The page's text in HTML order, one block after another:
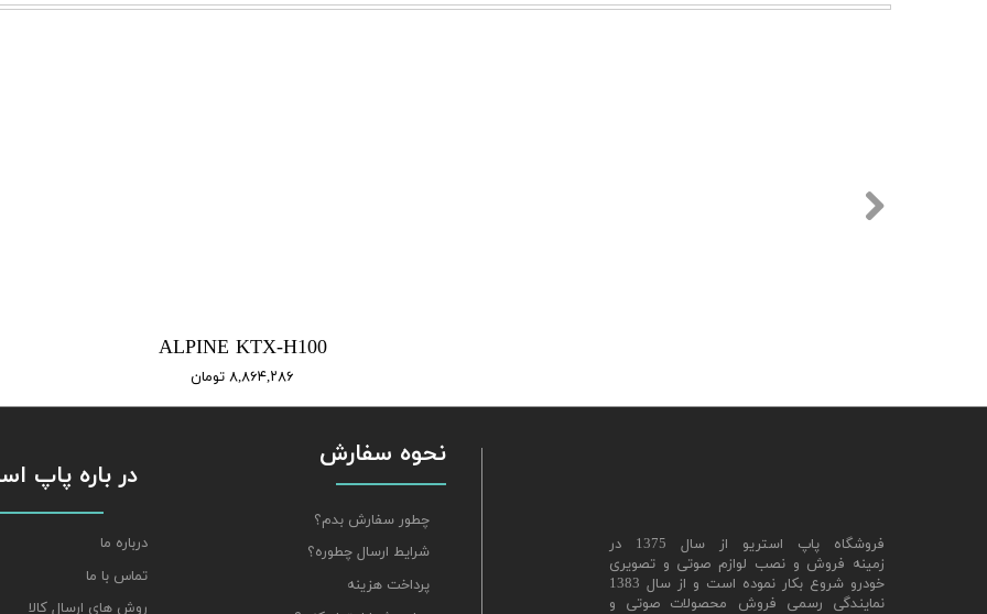
ALPINE KTX-H100
۸,۸۶۴,۲۸۶ تومان
​فروشگاه پاپ استریو از سال 1375 در
زمینه فروش و نصب لوازم صوتی و تصویری
خودرو شروع بکار نموده است و از سال 1383
نمایندگی رسمی فروش محصولات صوتی و
نحوه سفارش
چطور سفارش بدم؟
شرایط ارسال چطوره؟
پرداخت هزینه
در باره پاپ
درباره ما
تماس با ما
روش های ارسال کالا